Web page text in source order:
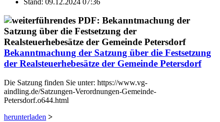
Bekanntmachung der Satzung über die Festsetzung
der Realsteuerhebesätze der Gemeinde Petersdorf
Die Satzung finden Sie unter: https://www.vg-
aindling.de/Satzungen-Verordnungen-Gemeinde-
Petersdorf.o644.html
herunterladen >